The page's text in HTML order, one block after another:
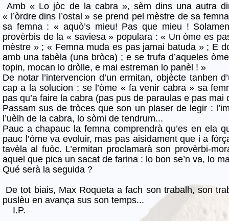
Amb « Lo jòc de la cabra », sèm dins una autra
« l’òrdre dins l’ostal » se prend pel mèstre de sa
sa femna : « aquò’s mieu! Pas que mieu !
provèrbis de la « saviesa » populara : « Un òme es
mèstre » ; « Femna muda es pas jamai batuda » ; E
amb una tabèla (una bròca) ; e se trufa d’aqueles
topin, mocan lo dròlle, e mai estreman lo panèl ! »
De notar l’intervencion d’un ermitan, objècte tanben
cap a la solucion : se l’òme « fa venir cabra » sa
pas qu’a faire la cabra (pas pus de paraulas e pas mai
Passam sus de tròces que son un plaser de legir :
l’uèlh de la cabra, lo sòmi de tendrum...
Pauc a chapauc la femna comprendrà qu’es en ela
pauc l’òme va evoluir, mas pas aisidament que i a
tavèla al fuòc. L’ermitan proclamarà son provèrbi-
aquel que pica un sacat de farina : lo bon se’n va, lo
Qué serà la seguida ?
De tot biais, Max Roqueta a fach son trabalh, son
puslèu en avança sus son temps...
I.P.